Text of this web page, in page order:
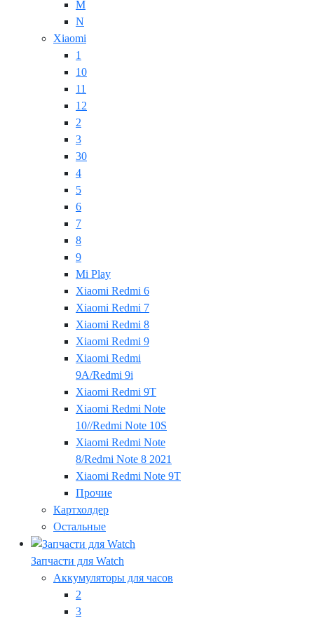
M
N
Xiaomi
1
10
11
12
2
3
30
4
5
6
7
8
9
Mi Play
Xiaomi Redmi 6
Xiaomi Redmi 7
Xiaomi Redmi 8
Xiaomi Redmi 9
Xiaomi Redmi
9A/Redmi 9i
Xiaomi Redmi 9T
Xiaomi Redmi Note
10//Redmi Note 10S
Xiaomi Redmi Note
8/Redmi Note 8 2021
Xiaomi Redmi Note 9T
Прочие
Картхолдер
Остальные
Запчасти для Watch
Аккумуляторы для часов
2
3